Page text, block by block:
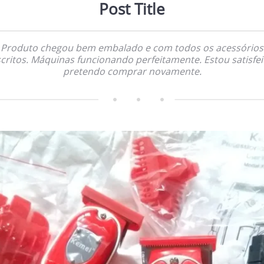
Post Title
Produto chegou bem embalado e com todos os acessórios
Máquinas funcionando perfeitamente. Estou
pretendo comprar novamente.